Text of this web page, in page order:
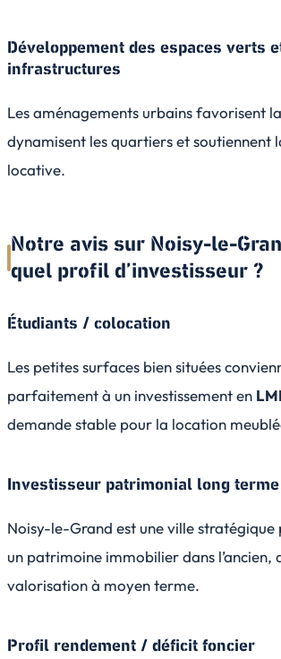
Développement des espaces verts
infrastructures
Les aménagements urbains favorisent
dynamisent les quartiers et soutiennent
locative.
Notre avis sur Noisy-le-
quel profil d’investisseur ?
Étudiants / colocation
Les petites surfaces bien situées
parfaitement à un investissement en
demande stable pour la location
Investisseur patrimonial long terme
Noisy-le-Grand est une ville stratégique
un patrimoine immobilier dans l’ancien,
valorisation à moyen terme.
Profil rendement / déficit foncier